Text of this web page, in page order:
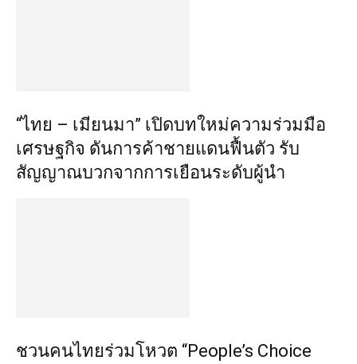
“ไทย – เมียนมา” เปิดบทใหม่ความร่วมมือ
เศรษฐกิจ ดันการค้าชายแดนฟื้นตัว รับ
สัญญาณบวกจากการเยือนระดับผู้นำ
ชวนคนไทยร่วมโหวต “People’s Choice